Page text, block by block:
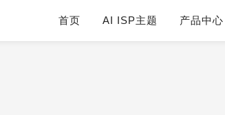
首页 AI ISP主题 产品中心